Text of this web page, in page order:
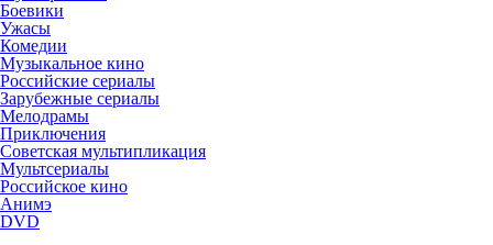
Боевики
Ужасы
Комедии
Музыкальное кино
Российские сериалы
Зарубежные сериалы
Мелодрамы
Приключения
Советская мультипликация
Мультсериалы
Российское кино
Анимэ
DVD